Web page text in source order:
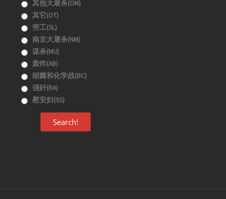
其他大屠杀(OM)
其它(OT)
劳工(SL)
南京大屠杀(NM)
谋杀(MU)
轰炸(AB)
细菌和化学战(BC)
强奸(RA)
慰安妇(SS)
Search!